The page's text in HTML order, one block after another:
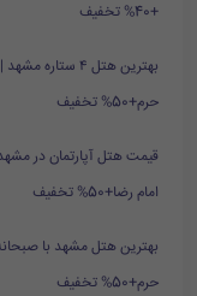
+40% تخفیف
حرم+50% تخفیف
قیمت هتل آپارتمان در
امام رضا+50% تخفیف
بهترین هتل مشهد با
حرم+50% تخفیف